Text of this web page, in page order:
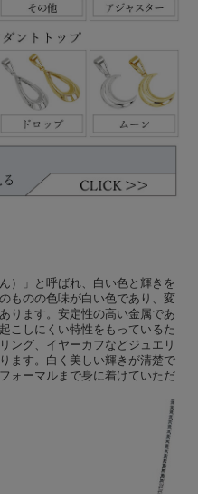
）」と呼ばれ、白い色と輝きを
ものの色味が白い色であり、変
ります。安定性の高い金属であ
こしにくい特性をもっているた
ング、イヤーカフなどジュエリ
ます。白く美しい輝きが清楚で
ォーマルまで身に着けていただ